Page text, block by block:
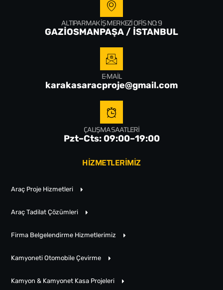
ALTIPARMAK İŞ MERKEZI OFIS NO: 9
GAZİOSMANPAŞA / İSTANBUL
E-MAIL
karakasaracproje@gmail.com
ÇALIŞMA SAATLERI
Pzt–Cts: 09:00–19:00
HİZMETLERİMİZ
Araç Proje Hizmetleri
Araç Tadilat Çözümleri
Firma Belgelendirme Hizmetlerimiz
Kamyoneti Otomobile Çevirme
Kamyon & Kamyonet Kasa Projeleri